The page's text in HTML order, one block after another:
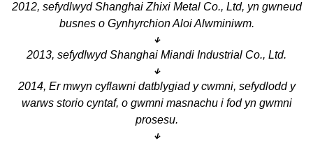
2012, sefydlwyd Shanghai Zhixi Metal Co., Ltd, yn gwneud
busnes o Gynhyrchion Aloi Alwminiwm.
↓
2013, sefydlwyd Shanghai Miandi Industrial Co., Ltd.
↓
2014, Er mwyn cyflawni datblygiad y cwmni, sefydlodd y
warws storio cyntaf, o gwmni masnachu i fod yn gwmni
prosesu.
↓